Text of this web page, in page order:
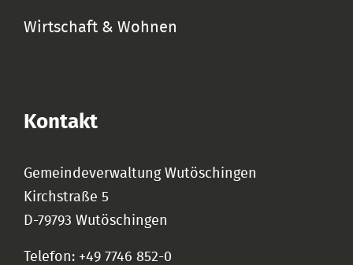
Wirtschaft & Wohnen
Kontakt
Gemeindeverwaltung Wutöschingen
Kirchstraße 5
D-79793 Wutöschingen
Telefon: +49 7746 852-0